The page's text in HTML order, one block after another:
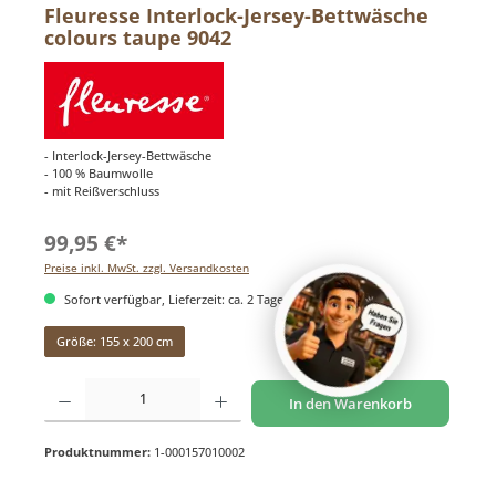
Fleuresse Interlock-Jersey-Bettwäsche
colours taupe 9042
- Interlock-Jersey-Bettwäsche
- 100 % Baumwolle
- mit Reißverschluss
99,95 €*
Preise inkl. MwSt. zzgl. Versandkosten
Sofort verfügbar, Lieferzeit: ca. 2 Tage
Größe: 155 x 200 cm
Produkt Anzahl: Gib den gewünschten Wert ein oder benutze die Schaltflächen um
In den Warenkorb
Produktnummer: 1-000157010002